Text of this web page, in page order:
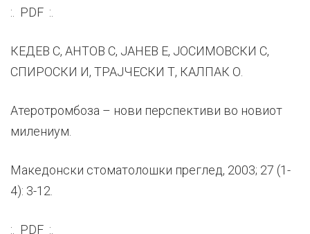
:. PDF :.
КЕДЕВ С, АНТОВ С, ЈАНЕВ Е, ЈОСИМОВСКИ С,
СПИРОСКИ И, ТРАЈЧЕСКИ Т, КАЛПАК О.
Атеротромбоза – нови перспективи во новиот
милениум.
Македонски стоматолошки преглед, 2003; 27 (1-
4): 3-12.
:. PDF :.